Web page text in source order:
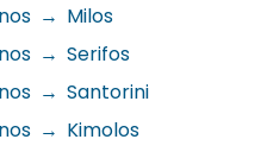
→ Milos
→ Serifos
→ Santorini
→ Kimolos